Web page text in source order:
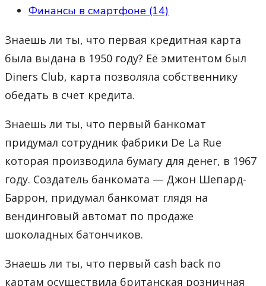
Финансы в смартфоне (14)
Знаешь ли ты, что первая кредитная карта
была выдана в 1950 году? Её эмитентом был
Diners Club, карта позволяла собственнику
обедать в счет кредита.
Знаешь ли ты, что первый банкомат
придумал сотрудник фабрики De La Rue
которая производила бумагу для денег, в 1967
году. Создатель банкомата — Джон Шепард-
Баррон, придумал банкомат глядя на
вендинговый автомат по продаже
шоколадных батончиков.
Знаешь ли ты, что первый cash back по
картам осуществила британская розничная